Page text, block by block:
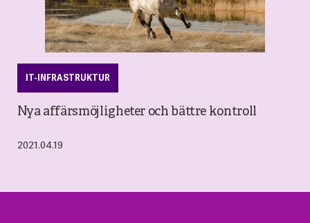
IT-INFRASTRUKTUR
Nya affärsmöjligheter och bättre kontroll
2021.04.19